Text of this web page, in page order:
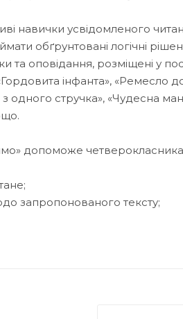
навички усвідомленого
обґрунтовані логічні
та оповідання, розміщені у
інфанта», «Ремесло
одного стручка», «Чудесна
допоможе
запропонованого тексту;